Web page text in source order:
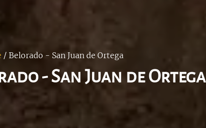
/ Belorado - San Juan de Ortega
- San Juan de Ortega